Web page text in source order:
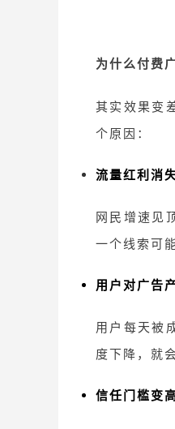
为什么付费
其实效果变
个原因：
流量红利消
网民增速见
一个线索可
用户对广告
用户每天被
度下降，就
信任门槛变